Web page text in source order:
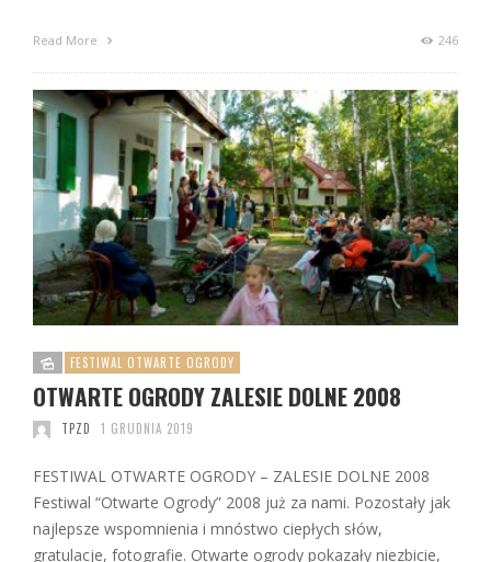
Read More 246
FESTIWAL OTWARTE OGRODY
OTWARTE OGRODY ZALESIE DOLNE 2008
TPZD 1 GRUDNIA 2019
FESTIWAL OTWARTE OGRODY – ZALESIE DOLNE 2008
Festiwal “Otwarte Ogrody” 2008 już za nami. Pozostały jak
najlepsze wspomnienia i mnóstwo ciepłych słów,
gratulacje, fotografie. Otwarte ogrody pokazały niezbicie,